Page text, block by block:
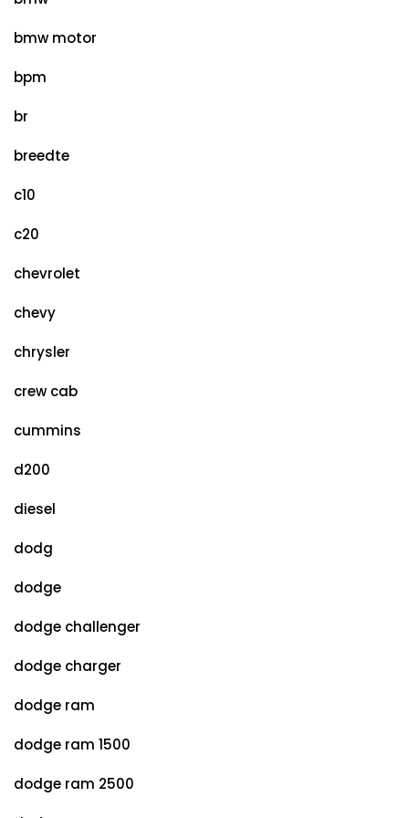
bmw motor
bpm
br
breedte
c10
c20
chevrolet
chevy
chrysler
crew cab
cummins
d200
diesel
dodg
dodge
dodge challenger
dodge charger
dodge ram
dodge ram 1500
dodge ram 2500